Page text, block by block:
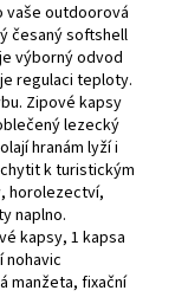
vaše outdoorová
česaný softshell
výborný odvod
regulaci teploty.
Zipové kapsy
lezecký
hranám lyží i
k turistickým
horolezectví,
naplno.
kapsy, 1 kapsa
nohavic
manžeta, fixační